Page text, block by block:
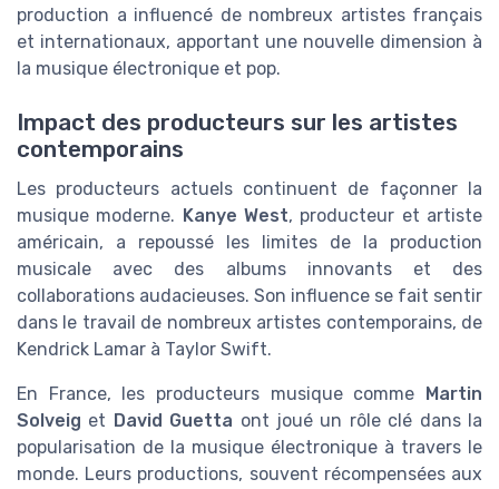
production a influencé de nombreux artistes français
et internationaux, apportant une nouvelle dimension à
la musique électronique et pop.
Impact des producteurs sur les artistes
contemporains
Les producteurs actuels continuent de façonner la
musique moderne. Kanye West, producteur et artiste
américain, a repoussé les limites de la production
musicale avec des albums innovants et des
collaborations audacieuses. Son influence se fait sentir
dans le travail de nombreux artistes contemporains, de
Kendrick Lamar à Taylor Swift.
En France, les producteurs musique comme
Martin
Solveig et David Guetta ont joué un rôle clé dans la
popularisation de la musique électronique à travers le
monde. Leurs productions, souvent récompensées aux